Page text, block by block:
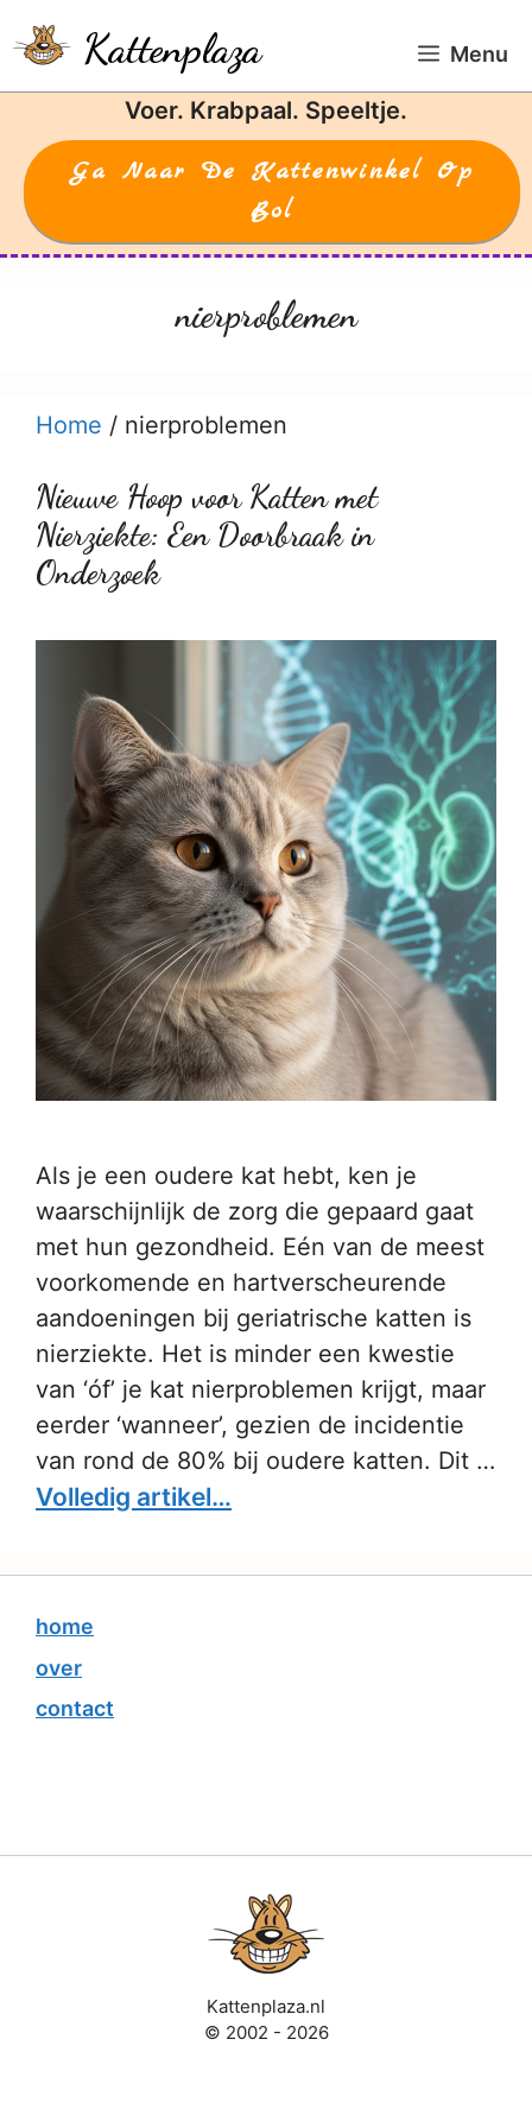
naar
de
Kattenplaza Menu
Voer. Krabpaal. Speeltje.
Ga Naar De Kattenwinkel Op
Bol
nierproblemen
Home / nierproblemen
Nieuwe Hoop voor Katten met
Nierziekte: Een Doorbraak in
Onderzoek
Als je een oudere kat hebt, ken je
waarschijnlijk de zorg die gepaard gaat
met hun gezondheid. Eén van de meest
voorkomende en hartverscheurende
aandoeningen bij geriatrische katten is
nierziekte. Het is minder een kwestie
van ‘óf’ je kat nierproblemen krijgt, maar
eerder ‘wanneer’, gezien de incidentie
van rond de 80% bij oudere katten. Dit …
Volledig artikel…
home
over
contact
Kattenplaza.nl
© 2002 - 2026